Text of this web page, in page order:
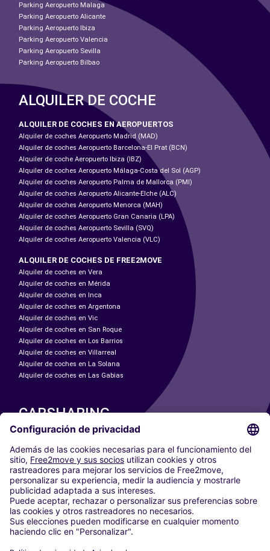
Parking Aeropuerto Malaga
Parking Aeropuerto Alicante
Parking Aeropuerto Ibiza
Parking Aeropuerto Valencia
Parking Aeropuerto Sevilla
Parking Aeropuerto Bilbao
ALQUILER DE COCHE
ALQUILER DE COCHES EN AEROPUERTOS
Alquiler de coches Aeropuerto Madrid (MAD)
Alquiler de coches Aeropuerto Barcelona-El Prat (BCN)
Alquiler de coche Aeropuerto Ibiza (IBZ)
Alquiler de coches Aeropuerto Málaga-Costa del Sol (AGP)
Alquiler de coches Aeropuerto Palma de Mallorca (PMI)
Alquiler de coches Aeropuerto Alicante-Elche (ALC)
Alquiler de coches Aeropuerto Menorca (MAH)
Alquiler de coches Aeropuerto Gran Canaria (LPA)
Alquiler de coches Aeropuerto Sevilla (SVQ)
Alquiler de coches Aeropuerto Valencia (VLC)
ALQUILER DE COCHES DE FREE2MOVE
Alquiler de coches en Vera
Alquiler de coches en Mérida
Alquiler de coches en Inca
Alquiler de coches en Argentona
Alquiler de coches en Vic
Alquiler de coches en San Roque
Alquiler de coches en Los Barrios
Alquiler de coches en Villarreal
Alquiler de coches en La Solana
Alquiler de coches en Las Gabias
CARSHARING
NUESTRAS CIUDADES
Paris
Madrid
Washington DC
Milán
Roma
Turín
Viena
Berlín